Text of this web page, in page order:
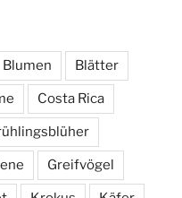
Blumen Blätter
Costa Rica
Greifvögel